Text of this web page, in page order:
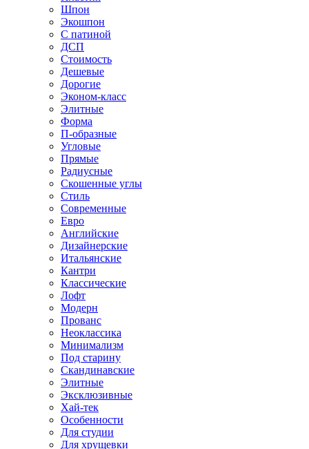
Шпон
Экошпон
С патиной
ДСП
Стоимость
Дешевые
Дорогие
Эконом-класс
Элитные
Форма
П-образные
Угловые
Прямые
Радиусные
Скошенные углы
Стиль
Современные
Евро
Английские
Дизайнерские
Итальянские
Кантри
Классические
Лофт
Модерн
Прованс
Неоклассика
Минимализм
Под старину
Скандинавские
Элитные
Эксклюзивные
Хай-тек
Особенности
Для студии
Для хрущевки